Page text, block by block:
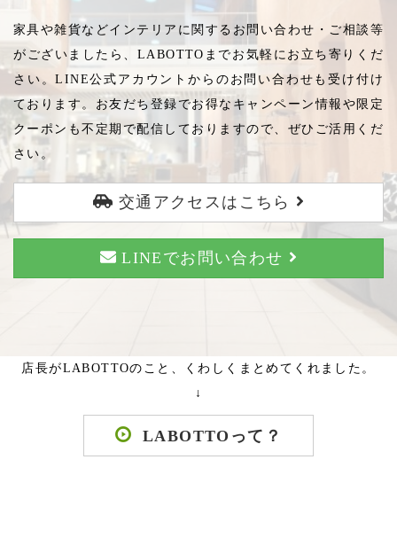
家具や雑貨などインテリアに関するお問い合わせ・ご相談等
がございましたら、LABOTTOまでお気軽にお立ち寄りくだ
さい。LINE公式アカウントからのお問い合わせも受け付け
ております。お友だち登録でお得なキャンペーン情報や限定
クーポンも不定期で配信しておりますので、ぜひご活用くだ
さい。
交通アクセスはこちら
LINEでお問い合わせ
店長がLABOTTOのこと、くわしくまとめてくれました。
↓
LABOTTOって？